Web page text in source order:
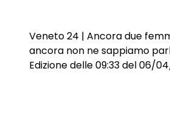
Veneto 24 | Ancora due
ancora non ne sappiamo
Edizione delle 09:33 del 06/